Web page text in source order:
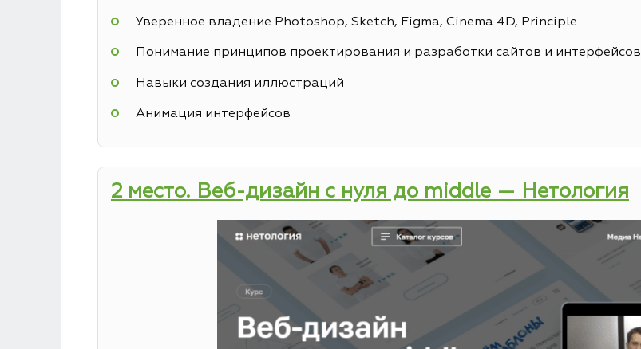
Уверенное владение Photoshop, Sketch, Figma, Cinema 4D, Principle
Понимание принципов проектирования и разработки сайтов и интерфейсов
Навыки создания иллюстраций
Анимация интерфейсов
2 место. Веб-дизайн с нуля до middle — Нетология